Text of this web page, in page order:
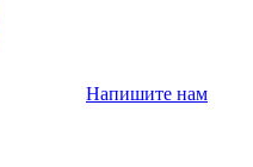
Напишите нам